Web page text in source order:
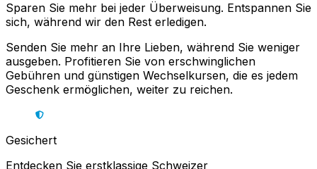
Sparen Sie mehr bei jeder Überweisung. Entspannen Sie
sich, während wir den Rest erledigen.
Senden Sie mehr an Ihre Lieben, während Sie weniger
ausgeben. Profitieren Sie von erschwinglichen
Gebühren und günstigen Wechselkursen, die es jedem
Geschenk ermöglichen, weiter zu reichen.
Gesichert
Entdecken Sie erstklassige Schweizer